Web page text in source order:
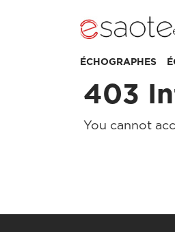
ÉCHOGRAPHES
403
You cannot